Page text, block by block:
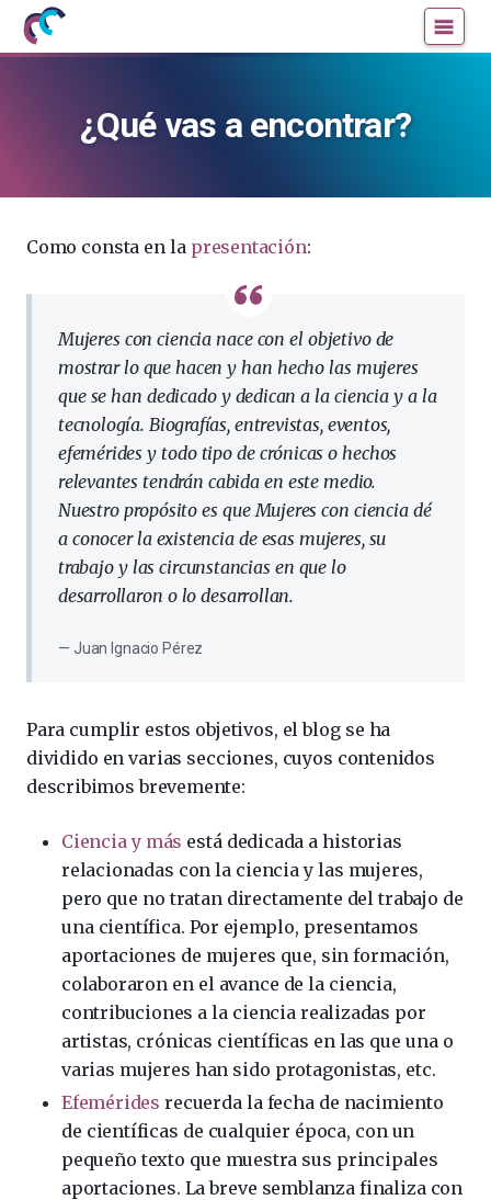
Mujeres
con
Cultura
UPV/EHU
blog
Cultura
UPV/EHU
¿Qué vas a encontrar?
Como consta en la presentación:
Mujeres con ciencia nace con el objetivo de
mostrar lo que hacen y han hecho las mujeres
que se han dedicado y dedican a la ciencia y a la
tecnología. Biografías, entrevistas, eventos,
efemérides y todo tipo de crónicas o hechos
relevantes tendrán cabida en este medio.
Nuestro propósito es que Mujeres con ciencia dé
a conocer la existencia de esas mujeres, su
trabajo y las circunstancias en que lo
desarrollaron o lo desarrollan.
Juan Ignacio Pérez
Para cumplir estos objetivos, el blog se ha
dividido en varias secciones, cuyos contenidos
describimos brevemente:
Ciencia y más está dedicada a historias
relacionadas con la ciencia y las mujeres,
pero que no tratan directamente del trabajo de
una científica. Por ejemplo, presentamos
aportaciones de mujeres que, sin formación,
colaboraron en el avance de la ciencia,
contribuciones a la ciencia realizadas por
artistas, crónicas científicas en las que una o
varias mujeres han sido protagonistas, etc.
Efemérides recuerda la fecha de nacimiento
de científicas de cualquier época, con un
pequeño texto que muestra sus principales
aportaciones. La breve semblanza finaliza con